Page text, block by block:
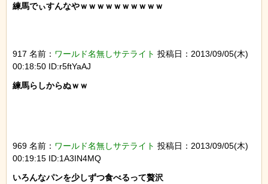
練馬でぃすんなやｗｗｗｗｗｗｗｗｗｗ
917 名前： ワールド名無しサテライト 投稿日：2013/09/05(木)
00:18:50 ID:r5ftYaAJ
練馬らしからぬｗｗ
969 名前： ワールド名無しサテライト 投稿日：2013/09/05(木)
00:19:15 ID:1A3IN4MQ
いろんなパンを少しずつ食べるって贅沢